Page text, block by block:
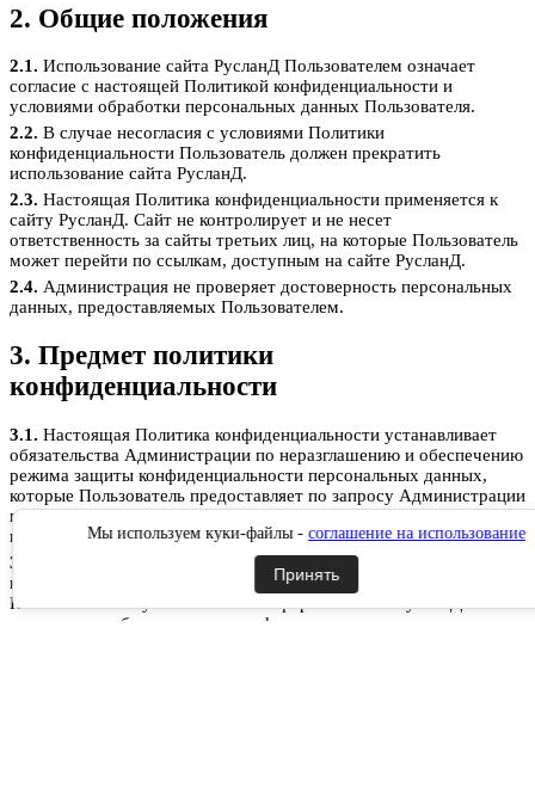
2. Общие положения
2.1. Использование сайта РусланД Пользователем означает
согласие с настоящей Политикой конфиденциальности и
условиями обработки персональных данных Пользователя.
2.2. В случае несогласия с условиями Политики
конфиденциальности Пользователь должен прекратить
использование сайта РусланД.
2.3. Настоящая Политика конфиденциальности применяется к
сайту РусланД. Сайт не контролирует и не несет
ответственность за сайты третьих лиц, на которые Пользователь
может перейти по ссылкам, доступным на сайте РусланД.
2.4. Администрация не проверяет достоверность персональных
данных, предоставляемых Пользователем.
3. Предмет политики
конфиденциальности
3.1. Настоящая Политика конфиденциальности устанавливает
обязательства Администрации по неразглашению и обеспечению
режима защиты конфиденциальности персональных данных,
которые Пользователь предоставляет по запросу Администрации
при регистрации на сайте РусланД, при подписке на
информационную e-mail рассылку или при оформлении заказа.
3.2.
Персональные данные, разрешённые к обработке в рамках
настоящей Политики конфиденциальности, предоставляются
Пользователем путём заполнения форм на сайте РусланД и
включают в себя следующую информацию:
Мы используем куки-файлы - соглашение на использование
Принять